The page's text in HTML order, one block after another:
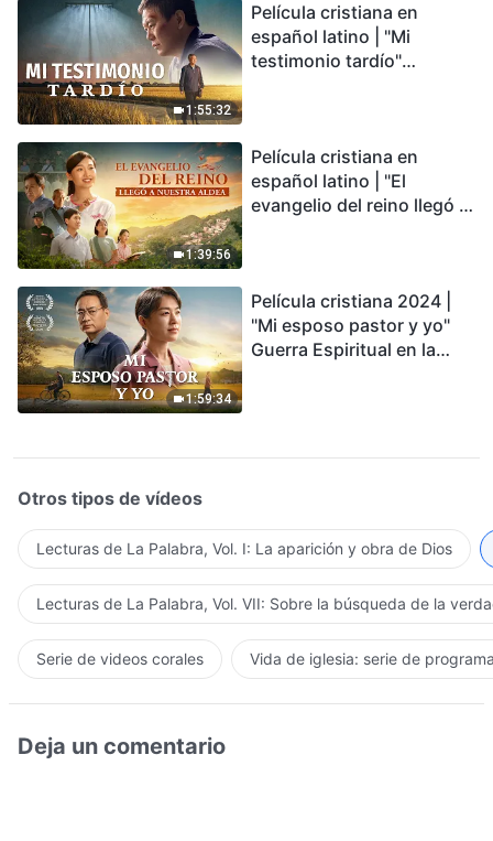
1:55:32
Película cristiana en
español latino | "Mi
testimonio tardío"
conmovedor
1:39:56
Película cristiana en
español latino | "El
evangelio del reino llegó a
1:59:34
Película cristiana 2024 |
"Mi esposo pastor y yo"
Guerra Espiritual en la
Otros tipos de vídeos
Lecturas de La Palabra, Vol. I: La aparición y obra de Dios
Lecturas de La Palabra, Vol. VII: Sobre la búsqueda de la
Serie de videos corales Vida de iglesia: serie de
Deja un comentario